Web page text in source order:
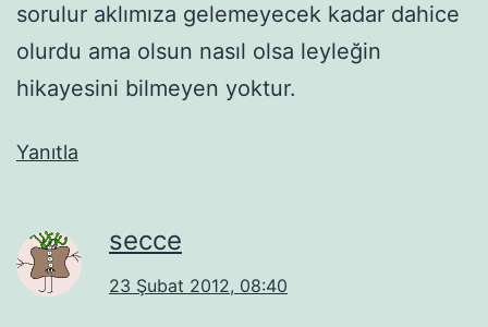
sorulur aklımıza gelemeyecek kadar dahice
olurdu ama olsun nasıl olsa leyleğin
hikayesini bilmeyen yoktur.
Yanıtla
secce
23 Şubat 2012, 08:40